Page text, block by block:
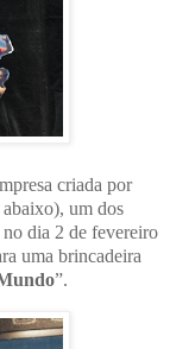
criada por
um dos
dia 2 de fevereiro
uma brincadeira
”.